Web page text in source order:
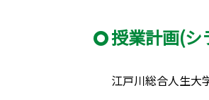
授業計画(シ
江戸川総合人生大